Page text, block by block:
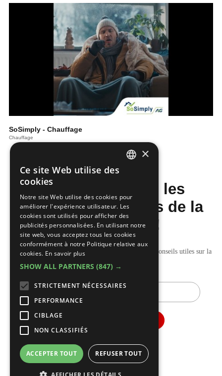
SoSimply - Chauffage
Chauffage
Ne manquez pas les
dernières nouvelles de la
construction!
Recevez nos mises à jour hebdomadaires pleines de conseils utiles sur la
construction et la rénovation.
E-
mail
×
Ce site Web utilise des
cookies
Notre site Web utilise des cookies pour
améliorer l'expérience utilisateur. Les
cookies sont utilisés pour afficher des
publicités personnalisées. En utilisant notre
site web, vous acceptez tous les cookies
conformément à notre Politique relative aux
cookies. En savoir plus
SHOW ALL PARTNERS (847) →
STRICTEMENT NÉCESSAIRES
PERFORMANCE
CIBLAGE
NON CLASSIFIÉS
ACCEPTER TOUT REFUSER TOUT